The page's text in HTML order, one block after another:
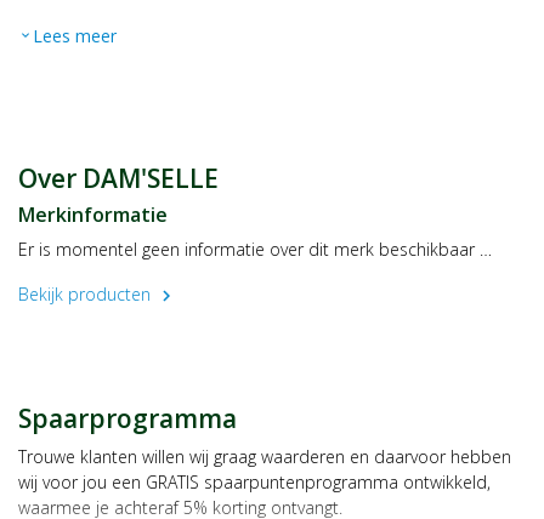
expand_more Lees meer
Over DAM'SELLE
Merkinformatie
Er is momentel geen informatie over dit merk beschikbaar …
Bekijk producten
chevron_right
Spaarprogramma
Trouwe klanten willen wij graag waarderen en daarvoor hebben
wij voor jou een GRATIS spaarpuntenprogramma ontwikkeld,
waarmee je achteraf 5% korting ontvangt.